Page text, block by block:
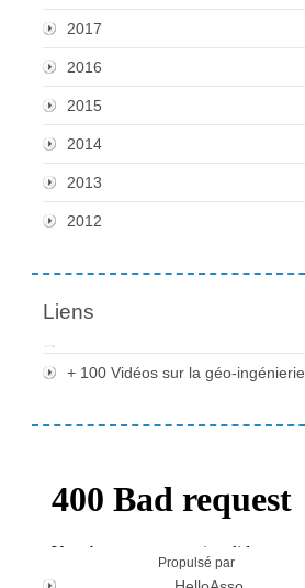
2017
2016
2015
2014
2013
2012
Liens
+ 100 Vidéos sur la géo-ingénierie
Propulsé par